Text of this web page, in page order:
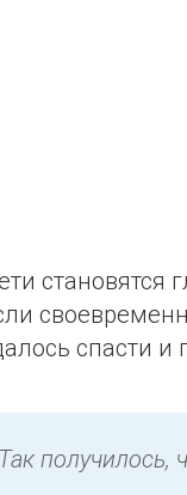
становятся
спасти и
Так получилось,